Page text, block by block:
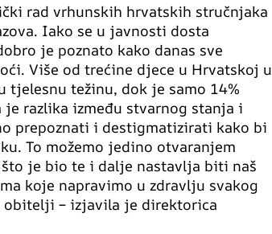
rad vrhunskih hrvatskih stručnjaka
Iako se u javnosti dosta
je poznato kako danas sve
Više od trećine djece u Hrvatskoj u
težinu, dok je samo 14%
razlika između stvarnog stanja i
prepoznati i destigmatizirati kako bi
To možemo jedino otvaranjem
je bio te i dalje nastavlja biti naš
koje napravimo u zdravlju svakog
obitelji – izjavila je direktorica